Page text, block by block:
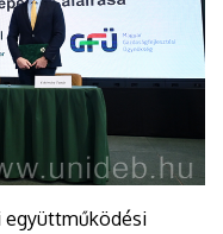
együttműködési